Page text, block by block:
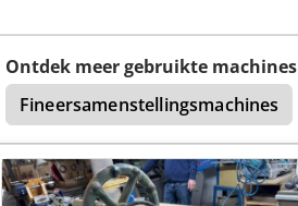
Ontdek meer gebruikte machines
Fineersamenstellingsmachines